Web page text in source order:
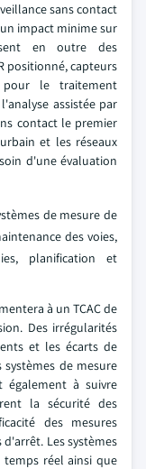
sans contact
impact minime sur
en outre des
positionné, capteurs
le traitement
assistée par
contact le premier
et les réseaux
d'une évaluation
de mesure de
des voies,
planification et
à un TCAC de
Des irrégularités
et les écarts de
de mesure
également à suivre
la sécurité des
des mesures
Les systèmes
réel ainsi que